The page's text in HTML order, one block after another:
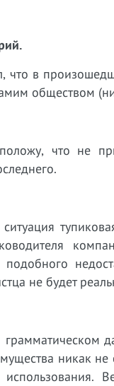
что в
обществом
что не
не будет
никак не